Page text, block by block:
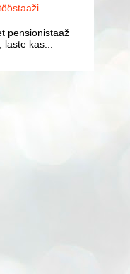
pensionistaaž
kas...